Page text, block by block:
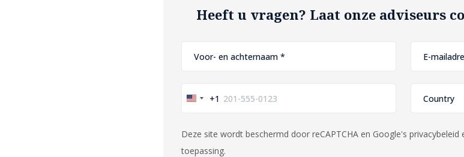
Heeft u vragen? Laat onze adviseurs
United
+1
+1
Deze site wordt beschermd door reCAPTCHA en Google's
toepassing.